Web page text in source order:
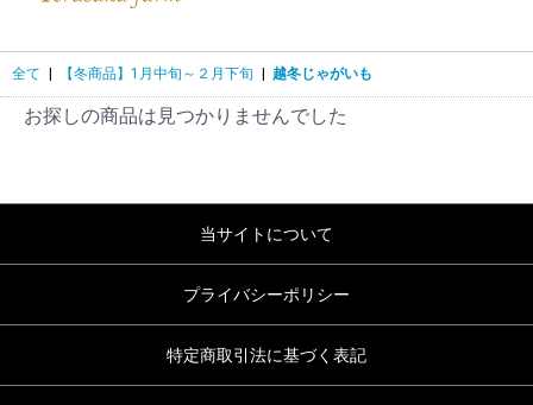
全て 【冬商品】1月中旬～２月下旬 越冬じゃがいも
お探しの商品は見つかりませんでした
当サイトについて
プライバシーポリシー
特定商取引法に基づく表記